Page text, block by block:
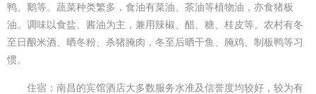
鸭、鹅等。蔬菜种类繁多，食油有菜油、茶油等植物油，亦食猪板
油。调味以食盐、酱油为主，兼用辣椒、醋、糖、桂皮等。农村有冬
至日酿米酒、晒冬粉、杀猪腌肉，冬至后晒干鱼、腌鸡、制板鸭等习
惯。
住宿：南昌的宾馆酒店大多数服务水准及信誉度均较好，较为有